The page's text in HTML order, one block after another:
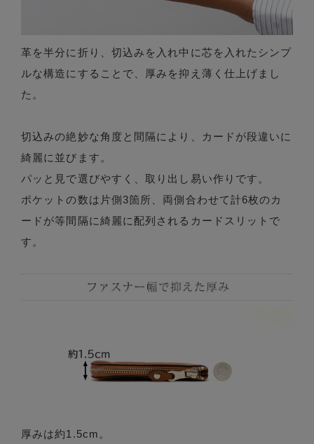
革を半分に折り、切込みを入れ中に芯を入れたシンプ
ルな構造にすることで、厚みを抑え薄く仕上げまし
た。
切込みの絶妙な角度と間隔により、カードが段違いに
綺麗に並びます。
パッと見で選びやすく、取り出し易い作りです。
ポケットの数は片側3箇所、両側合わせて計6枚のカ
ードが等間隔に綺麗に配列されるカードスリットで
す。
厚みは約1.5cm。